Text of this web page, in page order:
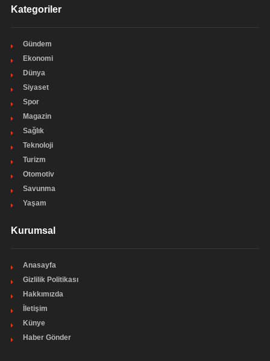
Kategoriler
Gündem
Ekonomi
Dünya
Siyaset
Spor
Magazin
Sağlık
Teknoloji
Turizm
Otomotiv
Savunma
Yaşam
Kurumsal
Anasayfa
Gizlilik Politikası
Hakkımızda
İletişim
Künye
Haber Gönder